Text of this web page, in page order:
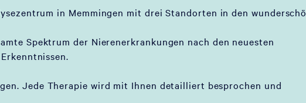
in Memmingen mit drei Standorten in den
Spektrum der Nierenerkrankungen nach den neuesten
Jede Therapie wird mit Ihnen detailliert besprochen und